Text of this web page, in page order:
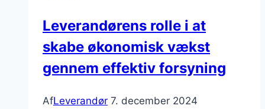
Leverandørens rolle i at
skabe økonomisk vækst
gennem effektiv forsyning
AfLeverandør 7. december 2024